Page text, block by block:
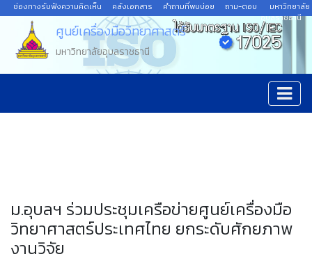
ช่องทางรับฟังความคิดเห็น คลังเอกสาร คำถามที่พบบ่อย ถาม-ตอบ
มหาวิทยาลัย
อุบลราชธานี
ศูนย์เครื่องมือวิทยาศาสตร์
มหาวิทยาลัยอุบลราชธานี
ม.อุบลฯ ร่วมประชุมเครือข่ายศูนย์เครื่องมือ
วิทยาศาสตร์ประเทศไทย ยกระดับศักยภาพ
งานวิจัย